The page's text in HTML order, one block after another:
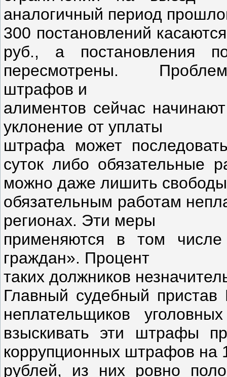
аналогичный период
300 постановлений
руб., а постановления
пересмотрены.
штрафов и
алиментов сейчас
уклонение от уплаты
штрафа может
суток либо обязательные
можно даже лишить
обязательным работам
регионах. Эти меры
применяются в том
граждан». Процент
таких должников
Главный судебный
неплательщиков
взыскивать эти штрафы
коррупционных штрафов на
рублей, из них ровно